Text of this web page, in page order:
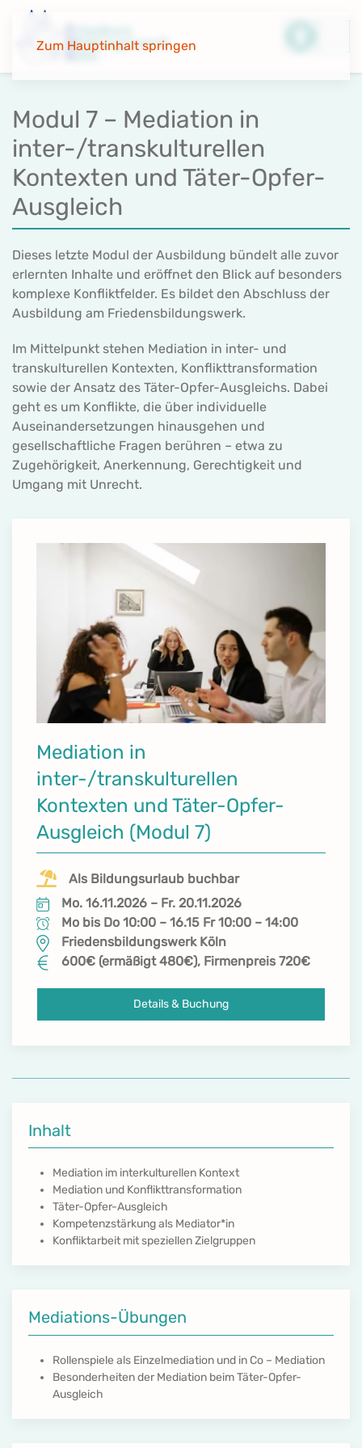
Zum Hauptinhalt springen
Modul 7 – Mediation in
inter-/transkulturellen
Kontexten und Täter-Opfer-
Ausgleich
Dieses letzte Modul der Ausbildung bündelt alle zuvor
erlernten Inhalte und eröffnet den Blick auf besonders
komplexe Konfliktfelder. Es bildet den Abschluss der
Ausbildung am Friedensbildungswerk.
Im Mittelpunkt stehen Mediation in inter- und
transkulturellen Kontexten, Konflikttransformation
sowie der Ansatz des Täter-Opfer-Ausgleichs. Dabei
geht es um Konflikte, die über individuelle
Auseinandersetzungen hinausgehen und
gesellschaftliche Fragen berühren – etwa zu
Zugehörigkeit, Anerkennung, Gerechtigkeit und
Umgang mit Unrecht.
Mediation in
inter-/transkulturellen
Kontexten und Täter-Opfer-
Ausgleich (Modul 7)
Als Bildungsurlaub buchbar
Mo. 16.11.2026 – Fr. 20.11.2026
Mo bis Do 10:00 – 16.15 Fr 10:00 – 14:00
Friedensbildungswerk Köln
600€ (ermäßigt 480€), Firmenpreis 720€
Details & Buchung
Inhalt
Mediation im interkulturellen Kontext
Mediation und Konflikttransformation
Täter-Opfer-Ausgleich
Kompetenzstärkung als Mediator*in
Konfliktarbeit mit speziellen Zielgruppen
Mediations-Übungen
Rollenspiele als Einzelmediation und in Co – Mediation
Besonderheiten der Mediation beim Täter-Opfer-
Ausgleich